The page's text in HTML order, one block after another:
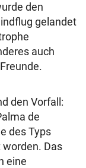
den
gelandet
auch
den Vorfall:
de
des Typs
Das
eine